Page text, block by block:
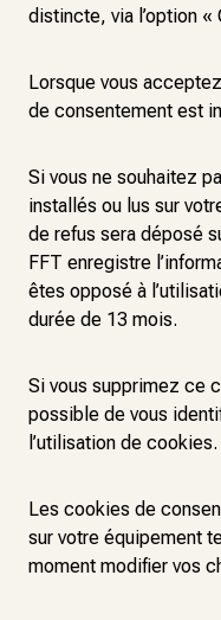
distincte, via l’option
Lorsque vous
de consentement est
Si vous ne souhaitez
installés ou lus sur
de refus sera déposé
FFT enregistre
êtes opposé à
durée de 13 mois.
Si vous supprimez ce
possible de vous
l’utilisation de cookies.
Les cookies de
sur votre équipement
moment modifier vos